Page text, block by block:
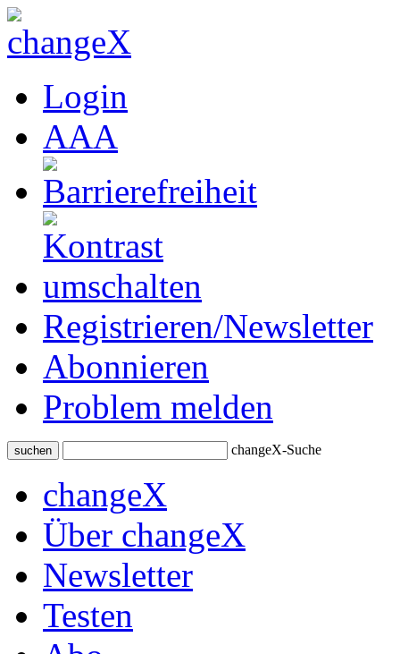
Login
AAA
Registrieren/Newsletter
Abonnieren
Problem melden
suchen changeX-Suche
changeX
Über changeX
Newsletter
Testen